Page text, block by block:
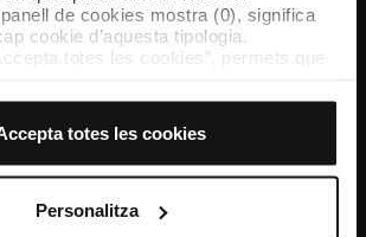
de cookies mostra (0), significa
cookie d’aquesta tipologia.
totes les cookies”, permets que
troba a la dreta de cada tipologia de
classe.
les teves preferències, has de fer
i configura”. Així, s’instal·laran
de la tipologia que hagis seleccionat
totes les cookies
Personalitza
Google Play